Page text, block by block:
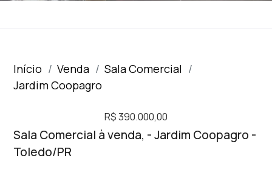
Início Venda
Sala Comercial
Jardim Coopagro
R$ 390.000,00
Sala Comercial à venda, - Jardim Coopagro -
Toledo/PR